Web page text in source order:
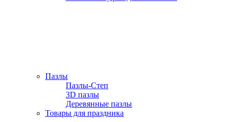
Пазлы
Пазлы-Степ
3D пазлы
Деревянные пазлы
Товары для праздника